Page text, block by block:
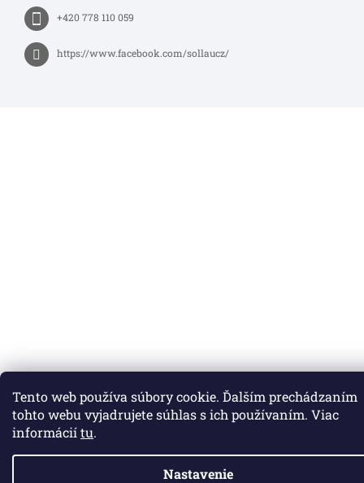
Tento web používa súbory cookie. Ďalším prechádzaním
tohto webu vyjadrujete súhlas s ich používaním. Viac
informáciítu.
Nastavenie
+420 778 110 059
https://www.facebook.com/sollaucz/